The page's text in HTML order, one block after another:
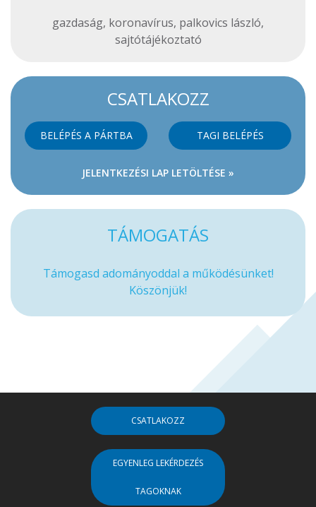
gazdaság, koronavírus, palkovics lászló,
sajtótájékoztató
CSATLAKOZZ
BELÉPÉS A PÁRTBA TAGI BELÉPÉS
JELENTKEZÉSI LAP LETÖLTÉSE »
TÁMOGATÁS
Támogasd adományoddal a működésünket!
Köszönjük!
CSATLAKOZZ
EGYENLEG LEKÉRDEZÉS
TAGOKNAK